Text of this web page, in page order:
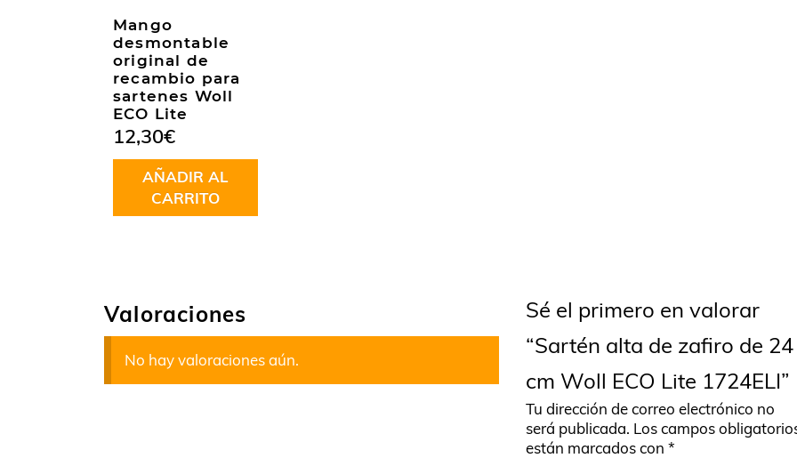
Mango
desmontable
original de
recambio para
sartenes Woll
ECO Lite
12,30€
AÑADIR AL
CARRITO
Valoraciones
No hay valoraciones aún.
Sé el primero en valorar
“Sartén alta de zafiro de 24
cm Woll ECO Lite 1724ELI”
Tu dirección de correo electrónico no
será publicada. Los campos
están marcados con *